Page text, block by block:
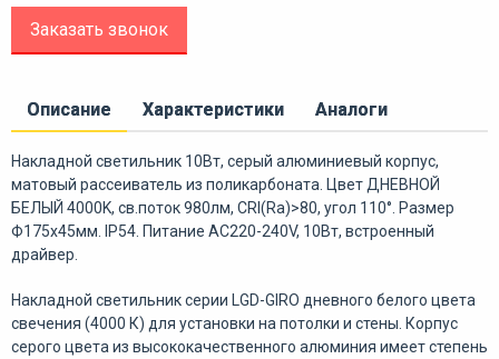
Заказать звонок
Описание Характеристики Аналоги
Накладной светильник 10Вт, серый алюминиевый корпус,
матовый рассеиватель из поликарбоната. Цвет ДНЕВНОЙ
БЕЛЫЙ 4000K, св.поток 980лм, CRI(Ra)>80, угол 110°. Размер
Ф175x45мм. IP54. Питание AC220-240V, 10Вт, встроенный
драйвер.
Накладной светильник серии LGD-GIRO дневного белого цвета
свечения (4000 К) для установки на потолки и стены. Корпус
серого цвета из высококачественного алюминия имеет степень